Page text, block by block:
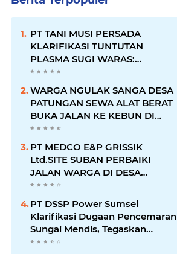
PT TANI MUSI PERSADA
KLARIFIKASI TUNTUTAN
PLASMA SUGI WARAS:
KEWAJIBAN TELAH DIPENUHI,
WARGA NGULAK SANGA DESA
PATUNGAN SEWA ALAT BERAT
BUKA JALAN KE KEBUN DI
KELURAHAN NGULAK
PT MEDCO E&P GRISSIK
Ltd.SITE SUBAN PERBAIKI
JALAN WARGA DI DESA
MACANG SAKTI KECAMATAN
PT DSSP Power Sumsel
Klarifikasi Dugaan Pencemaran
Sungai Mendis, Tegaskan
Operasional Sesuai Aturan